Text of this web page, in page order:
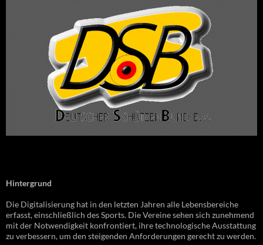
Hintergrund
Die Digitalisierung hat in den letzten Jahren alle Lebensbereiche
erfasst, einschließlich des Sports. Die Vereine sehen sich zunehmend
mit der Notwendigkeit konfrontiert, ihre technologische Ausstattung
zu verbessern, um den steigenden Anforderungen gerecht zu werden.